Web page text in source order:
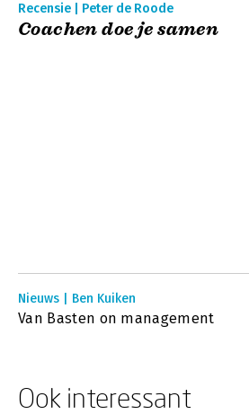
Recensie | Peter de Roode
Coachen doe je samen
Nieuws | Ben Kuiken
Van Basten on management
Ook interessant